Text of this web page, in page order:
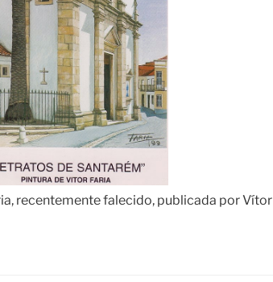
recentemente falecido, publicada por Vítor